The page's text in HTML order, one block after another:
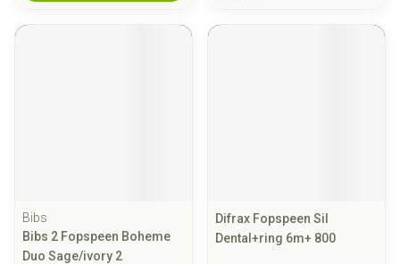
Bibs
Bibs 2 Fopspeen Boheme
Duo Sage/ivory 2
Difrax Fopspeen Sil
Dental+ring 6m+ 800